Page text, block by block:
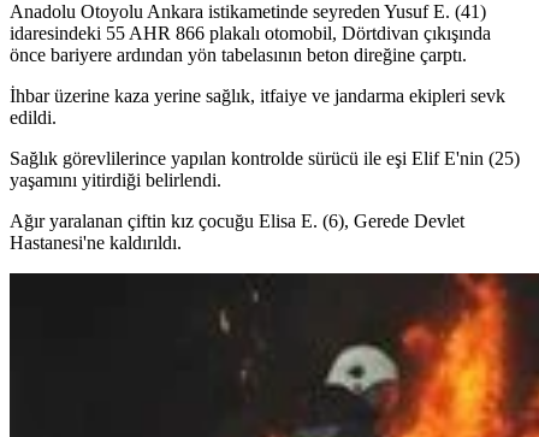
Anadolu Otoyolu Ankara istikametinde seyreden Yusuf E. (41)
idaresindeki 55 AHR 866 plakalı otomobil, Dörtdivan çıkışında
önce bariyere ardından yön tabelasının beton direğine çarptı.
İhbar üzerine kaza yerine sağlık, itfaiye ve jandarma ekipleri sevk
edildi.
Sağlık görevlilerince yapılan kontrolde sürücü ile eşi Elif E'nin (25)
yaşamını yitirdiği belirlendi.
Ağır yaralanan çiftin kız çocuğu Elisa E. (6), Gerede Devlet
Hastanesi'ne kaldırıldı.